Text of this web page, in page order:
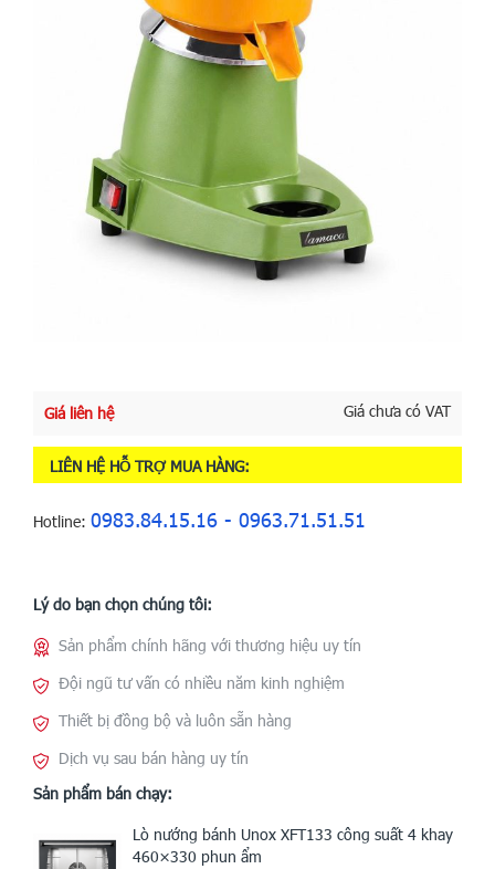
Giá liên hệ Giá chưa có VAT
LIÊN HỆ HỖ TRỢ MUA HÀNG:
Hotline: 0983.84.15.16 - 0963.71.51.51
Lý do bạn chọn chúng tôi:
Sản phẩm chính hãng với thương hiệu uy tín
Đội ngũ tư vấn có nhiều năm kinh nghiệm
Thiết bị đồng bộ và luôn sẵn hàng
Dịch vụ sau bán hàng uy tín
Sản phẩm bán chạy:
Lò nướng bánh Unox XFT133 công suất 4 khay
460×330 phun ẩm